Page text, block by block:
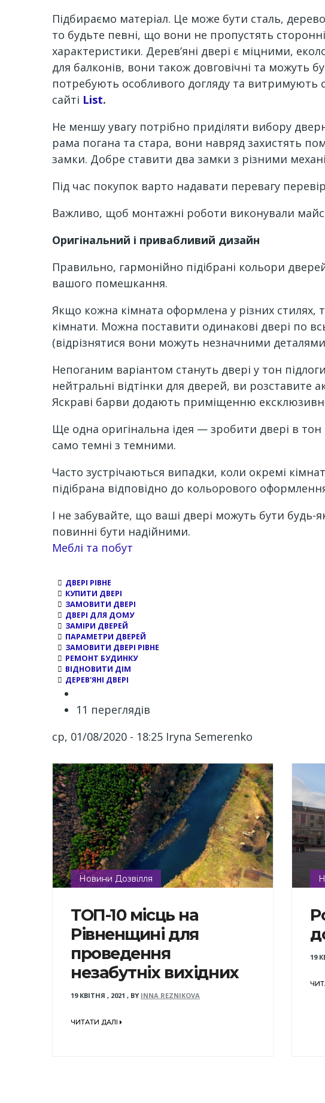
Підбираємо матеріал. Це може бути сталь,
то будьте певні, що вони не пропустять
характеристики. Дерев’яні двері є міцними,
для балконів, вони також довговічні та можуть
потребують особливого догляду та витримують
сайті List.
Не меншу увагу потрібно приділяти вибору
рама погана та стара, вони навряд захистять
замки. Добре ставити два замки з різними
Під час покупок варто надавати перевагу
Важливо, щоб монтажні роботи виконували
Оригінальний і привабливий дизайн
Правильно, гармонійно підібрані кольори
вашого помешкання.
Якщо кожна кімната оформлена у різних стилях,
кімнати. Можна поставити одинакові двері по
(відрізнятися вони можуть незначними
Непоганим варіантом стануть двері у тон
нейтральні відтінки для дверей, ви розставите
Яскраві барви додають приміщенню
Ще одна оригінальна ідея — зробити двері в
само темні з темними.
Часто зустрічаються випадки, коли окремі
підібрана відповідно до кольорового
І не забувайте, що ваші двері можуть бути
повинні бути надійними.
Channel
Меблі та побут
ДВЕРІ РІВНЕ
КУПИТИ ДВЕРІ
ЗАМОВИТИ ДВЕРІ
ДВЕРІ ДЛЯ ДОМУ
ЗАМІРИ ДВЕРЕЙ
ПАРАМЕТРИ ДВЕРЕЙ
ЗАМОВИТИ ДВЕРІ РІВНЕ
РЕМОНТ БУДИНКУ
ВІДНОВИТИ ДІМ
ДЕРЕВ'ЯНІ ДВЕРІ
11 переглядів
ср, 01/08/2020 - 18:25 Iryna Semerenko
Новини Дозвілля
ТОП-10 місць на
Рівненщині для
проведення
незабутніх вихідних
19 КВІТНЯ , 2021 , BY INNA REZNIKOVA
ЧИТАТИ ДАЛІ
19